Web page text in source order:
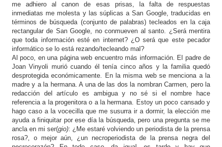
me adhiero al canon de esas prisas, la falta de respuestas
inmediatas me molesta y las súplicas a San Google, traducidas en
términos de búsqueda (conjunto de palabras) tecleados en la caja
rectangular de San Google, no conmueven al santo. ¿Será mentira
que toda información esté en internet? ¿O será que este pecador
informático se lo está rezando/tecleando mal?
Al poco, en una página web encuentro más información. El padre de
Joan Vinyoli murió cuando él tenía cinco años y la familia quedó
desprotegida económicamente. En la misma web se menciona a la
madre y a la hermana. A una de las dos la nombran Carmen, pero la
redacción del artículo es ambigua y no sé si el nombre hace
referencia a la progenitora o a la hermana. Estoy un poco cansado y
hago caso a la vocecilla que me susurra ir a dormir, la elección me
ayuda a finiquitar por ese día la búsqueda, pero una pregunta se me
ancla en mi ser(gio): ¿Me estaré volviendo un periodista de la prensa
rosa?, o mejor aún, ¿un necroperiodista de la prensa negra del